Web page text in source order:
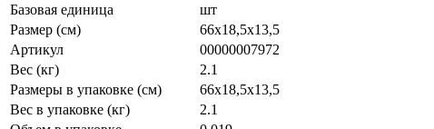
Базовая единица
шт
Размер (см)
66x18,5x13,5
Артикул
00000007972
Вес (кг)
2.1
Размеры в упаковке (см)
66x18,5x13,5
Вес в упаковке (кг)
2.1